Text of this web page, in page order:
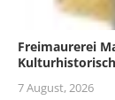
Freimaurerei
7 August, 2026